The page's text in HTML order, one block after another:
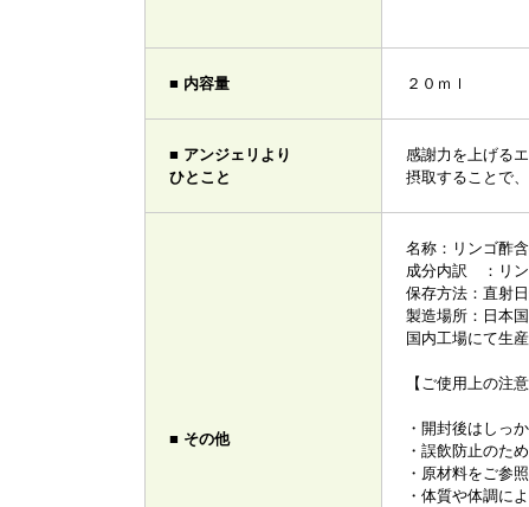
■ 内容量 ２０ｍｌ
■ アンジェリより
ひとこと
感謝力を上げる
摂取することで
■ その他
名称：リンゴ酢
成分内訳 ：リン
保存方法：直射
製造場所：日本
国内工場にて生産
【ご使用上の注意
・開封後はしっ
・誤飲防止のた
・原材料をご参
・体質や体調に